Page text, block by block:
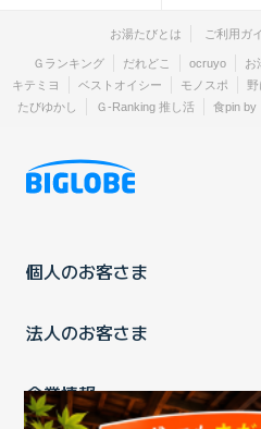
お湯たびとは ご利用ガ
Ｇランキング だれどこ ocruyo お
キテミヨ
ベストオイシー モノスポ 野
たびゆかし
Ｇ-Ranking 推し活 食pin by
個人のお客さま
法人のお客さま
企業情報